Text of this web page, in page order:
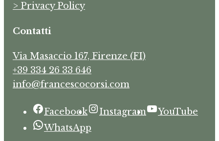
> Privacy Policy
Contatti
Via Masaccio 167, Firenze (FI)
+39 334 26 33 646
info@francescocorsi.com
Facebook Instagram
YouTube
WhatsApp